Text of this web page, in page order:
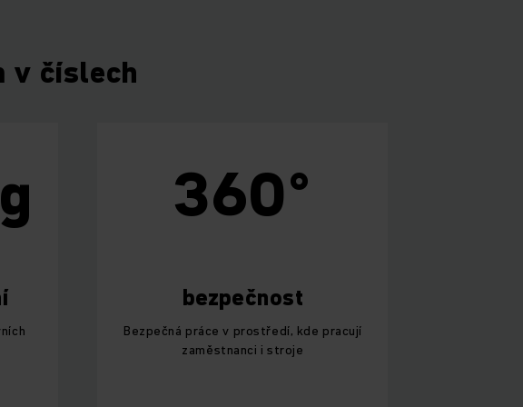
v číslech
360°
bezpečnost
Bezpečná práce v prostředí, kde pracují
zaměstnanci i stroje